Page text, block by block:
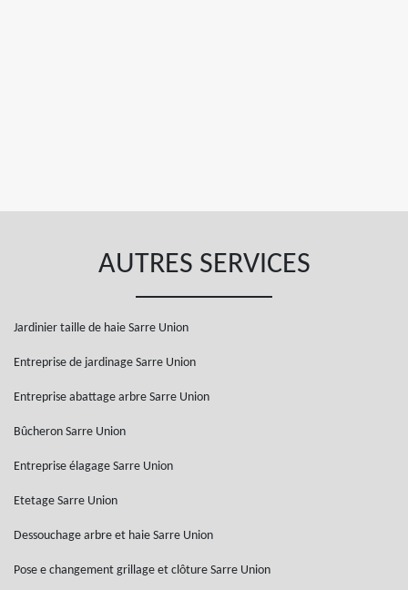
AUTRES SERVICES
Jardinier taille de haie Sarre Union
Entreprise de jardinage Sarre Union
Entreprise abattage arbre Sarre Union
Bûcheron Sarre Union
Entreprise élagage Sarre Union
Etetage Sarre Union
Dessouchage arbre et haie Sarre Union
Pose e changement grillage et clôture Sarre Union